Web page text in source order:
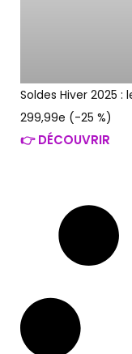
Soldes Hiver 2025 :
299,99e (-25 %)
👉 DÉCOUVRIR